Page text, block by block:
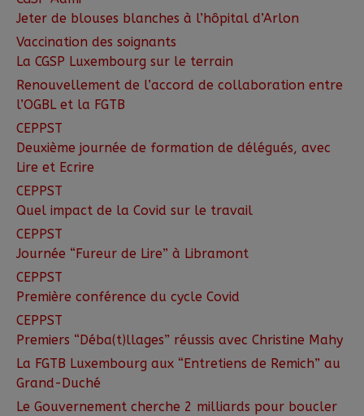
Jeter de blouses blanches à l’hôpital d’Arlon
Vaccination des soignants
La CGSP Luxembourg sur le terrain
Renouvellement de l’accord de collaboration entre
l’OGBL et la FGTB
CEPPST
Deuxième journée de formation de délégués, avec
Lire et Ecrire
CEPPST
Quel impact de la Covid sur le travail
CEPPST
Journée “Fureur de Lire” à Libramont
CEPPST
Première conférence du cycle Covid
CEPPST
Premiers “Déba(t)llages” réussis avec Christine Mahy
La FGTB Luxembourg aux “Entretiens de Remich” au
Grand-Duché
Le Gouvernement cherche 2 milliards pour boucler